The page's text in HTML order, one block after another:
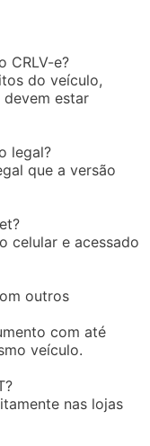
CRLV-e?
do veículo,
devem estar
legal?
que a versão
celular e acessado
outros
com até
veículo.
nas lojas